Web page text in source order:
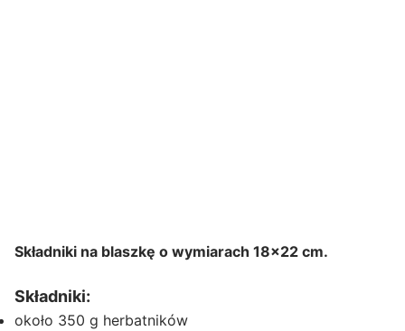
Składniki na blaszkę o wymiarach 18×22 cm.
Składniki:
około 350 g herbatników